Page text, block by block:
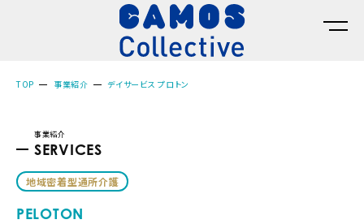
TOP 事業紹介 デイサービス プロトン
事業紹介
SERVICES
地域密着型通所介護
PELOTON